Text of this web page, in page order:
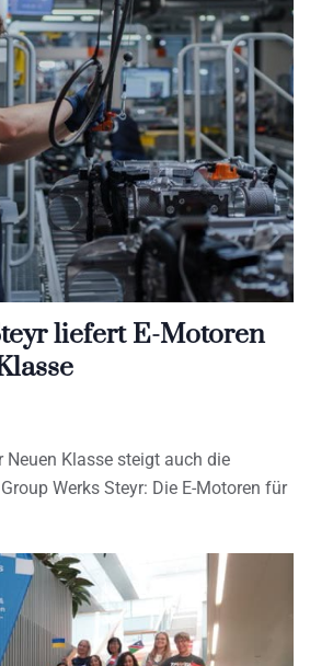
liefert E-Motoren
Klasse steigt auch die
Werks Steyr: Die E-Motoren für